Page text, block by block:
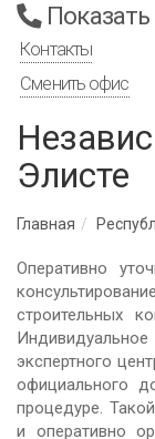
Контакты
Сменить офис
Элисте
Главная
Оперативно
строительных
экспертного
официального
процедуре.
и оперативно